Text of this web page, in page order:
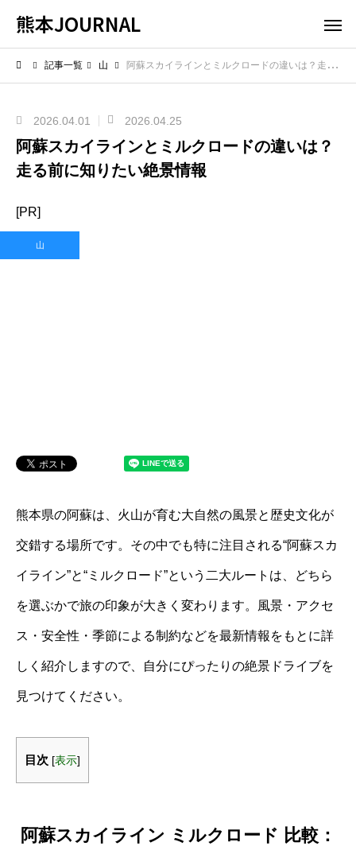
熊本JOURNAL
記事一覧 山 阿蘇スカイラインとミルクロードの違いは？走る前に知りたい絶景情報
2026.04.01 2026.04.25
阿蘇スカイラインとミルクロードの違いは？
走る前に知りたい絶景情報
[PR]
山
熊本県の阿蘇は、火山が育む大自然の風景と歴史文化が
交錯する場所です。その中でも特に注目される“阿蘇スカ
イライン”と“ミルクロード”という二大ルートは、どちら
を選ぶかで旅の印象が大きく変わります。風景・アクセ
ス・安全性・季節による制約などを最新情報をもとに詳
しく紹介しますので、自分にぴったりの絶景ドライブを
見つけてください。
目次 [表示]
阿蘇スカイライン ミルクロード 比較：